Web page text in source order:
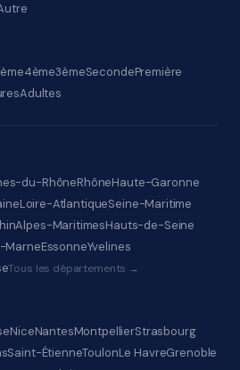
4ème3èmeSecondePremière
Adultes
du-RhôneRhôneHaute-Garonne
Loire-AtlantiqueSeine-Maritime
Alpes-MaritimesHauts-de-Seine
MarneEssonneYvelines
Tous les départements →
NiceNantesMontpellierStrasbourg
Saint-ÉtienneToulonLe HavreGrenoble